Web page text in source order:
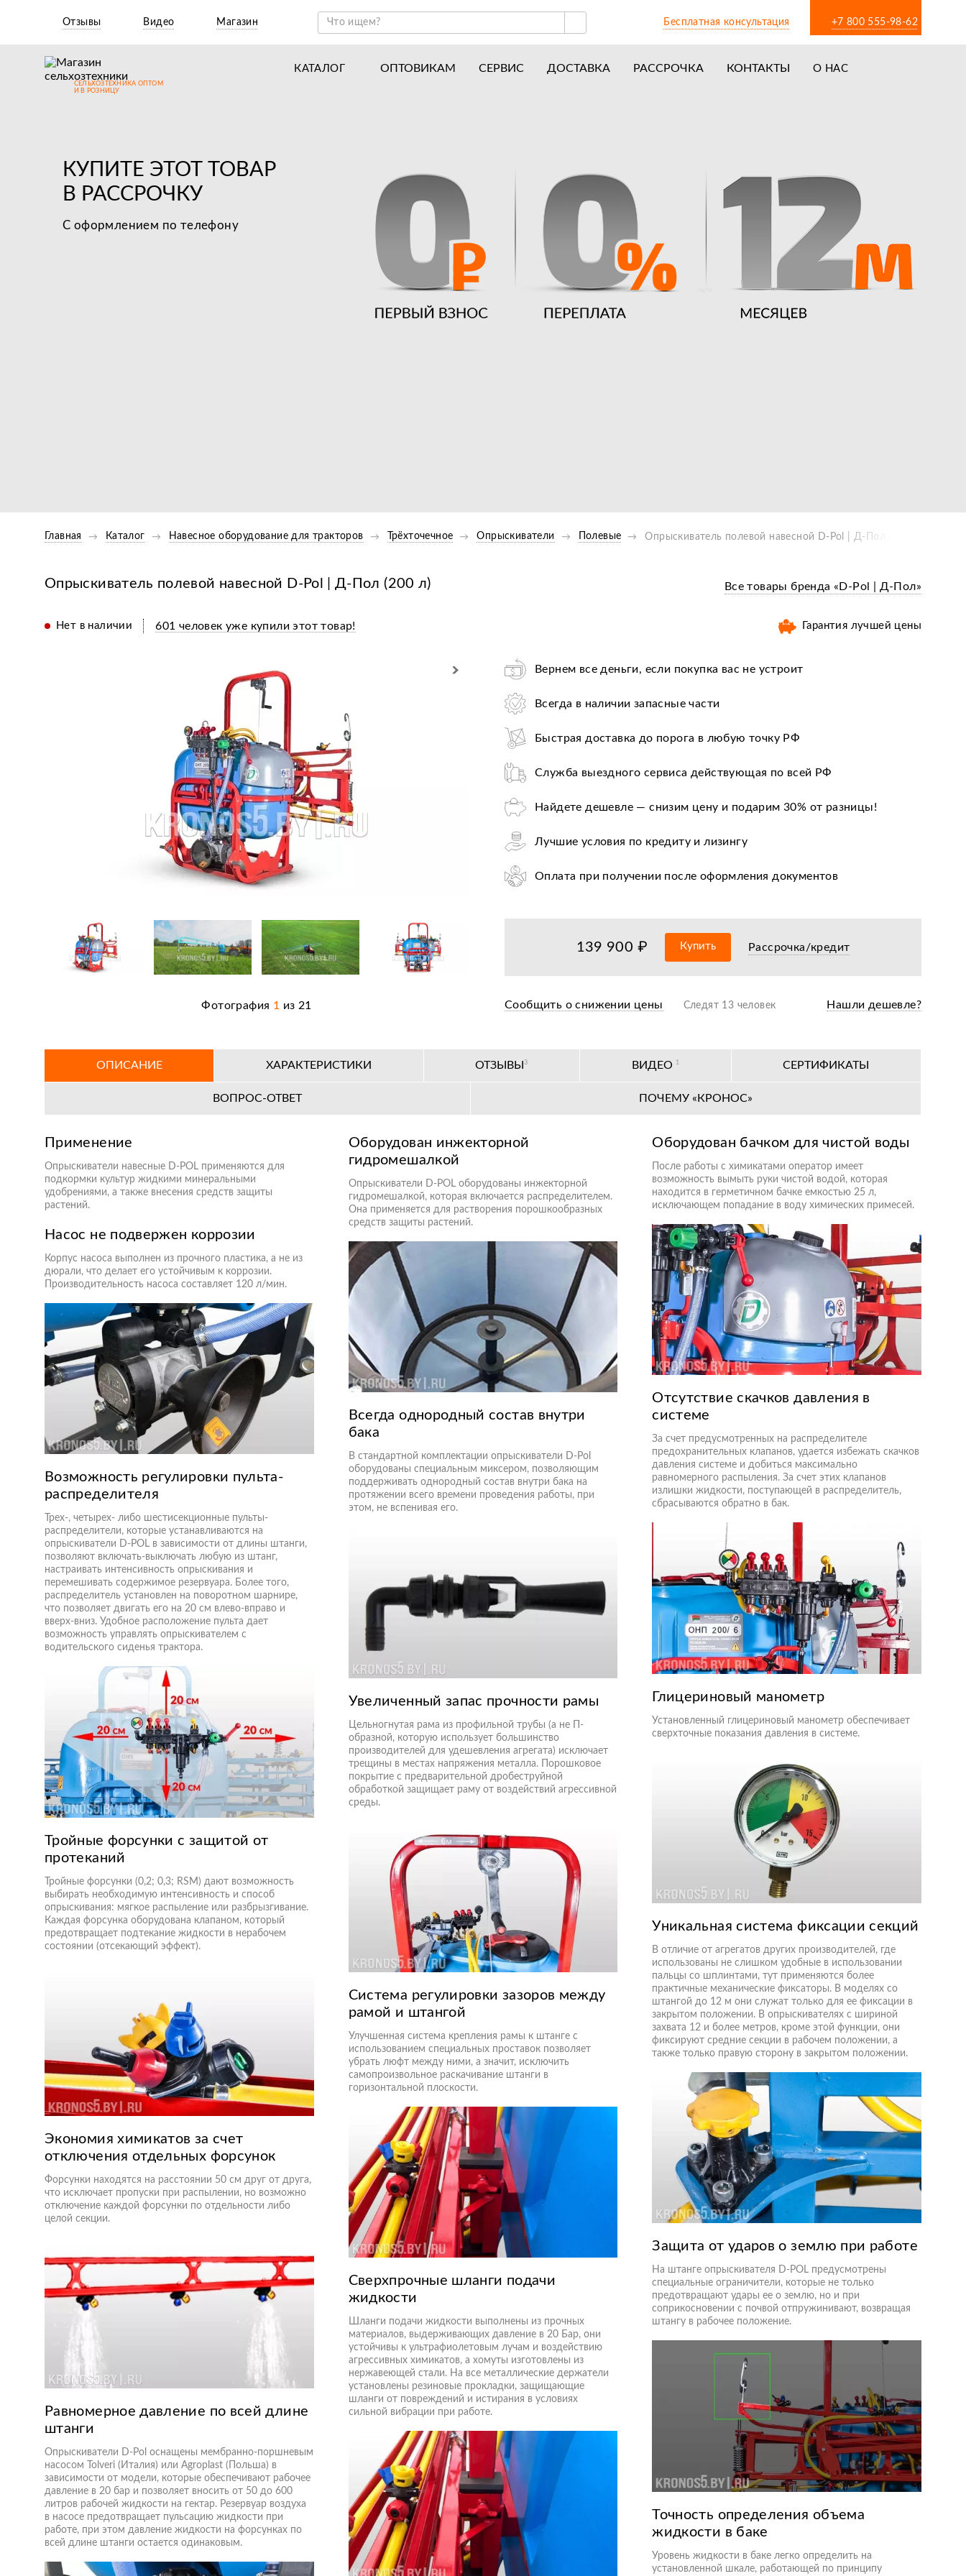
Отзывы Видео Магазин Бесплатная консультация +7 800 555-98-62
СЕЛЬХОЗТЕХНИКА ОПТОМ
И В РОЗНИЦУ
КАТАЛОГ
Навесное оборудование для мотоблоков
ОПТОВИКАМ СЕРВИС ДОСТАВКА РАССРОЧКА КОНТАКТЫ
О НАС
Новости
Отзывы
Вакансии
Гарантия лучшей цены
КУПИТЕ ЭТОТ ТОВАР
В РАССРОЧКУ
С оформлением по телефону
Главная Каталог Навесное оборудование для тракторов Трёхточечное Опрыскиватели Полевые Опрыскиватель полевой навесной D-Pol | Д-Пол (200 л)
Опрыскиватель полевой навесной D-Pol | Д-Пол (200 л) Все товары бренда «D-Pol | Д-Пол»
Нет в наличии 601 человек уже купили этот товар! Гарантия лучшей цены
Фотография 1 из 21
Вернем все деньги, если покупка вас не устроит
Всегда в наличии запасные части
Быстрая доставка до порога в любую точку РФ
Служба выездного сервиса действующая по всей РФ
Найдете дешевле — снизим цену и подарим 30% от разницы!
Лучшие условия по кредиту и лизингу
Оплата при получении после оформления документов
36+ авторизированных сервисных центров по всей РФ
139 900 ₽ Купить Рассрочка/кредит
Сообщить о снижении цены Следят 13 человек Нашли дешевле?
ОПИСАНИЕ ХАРАКТЕРИСТИКИ ОТЗЫВЫ3 ВИДЕО 1 СЕРТИФИКАТЫ
ВОПРОС-ОТВЕТ ПОЧЕМУ «КРОНОС»
Применение
Опрыскиватели навесные D-POL применяются для
подкормки культур жидкими минеральными
удобрениями, а также внесения средств защиты
растений.
Насос не подвержен коррозии
Корпус насоса выполнен из прочного пластика, а не из
дюрали, что делает его устойчивым к коррозии.
Производительность насоса составляет 120 л/мин.
Возможность регулировки пульта-
распределителя
Трех-, четырех- либо шестисекционные пульты-
распределители, которые устанавливаются на
опрыскиватели D-POL в зависимости от длины штанги,
позволяют включать-выключать любую из штанг,
настраивать интенсивность опрыскивания и
перемешивать содержимое резервуара. Более того,
распределитель установлен на поворотном шарнире,
что позволяет двигать его на 20 см влево-вправо и
вверх-вниз. Удобное расположение пульта дает
возможность управлять опрыскивателем с
водительского сиденья трактора.
Тройные форсунки с защитой от
протеканий
Тройные форсунки (0,2; 0,3; RSM) дают возможность
выбирать необходимую интенсивность и способ
опрыскивания: мягкое распыление или разбрызгивание.
Каждая форсунка оборудована клапаном, который
предотвращает подтекание жидкости в нерабочем
состоянии (отсекающий эффект).
Экономия химикатов за счет
отключения отдельных форсунок
Форсунки находятся на расстоянии 50 см друг от друга,
что исключает пропуски при распылении, но возможно
отключение каждой форсунки по отдельности либо
целой секции.
Равномерное давление по всей длине
штанги
Опрыскиватели D-Pol оснащены мембранно-поршневым
насосом Tolveri (Италия) или Agroplast (Польша) в
зависимости от модели, которые обеспечивают рабочее
давление в 20 бар и позволяет вносить от 50 до 600
литров рабочей жидкости на гектар. Резервуар воздуха
в насосе предотвращает пульсацию жидкости при
работе, при этом давление жидкости на форсунках по
всей длине штанги остается одинаковым.
Оборудован инжекторной
гидромешалкой
Опрыскиватели D-POL оборудованы инжекторной
гидромешалкой, которая включается распределителем.
Она применяется для растворения порошкообразных
средств защиты растений.
Всегда однородный состав внутри
бака
В стандартной комплектации опрыскиватели D-Pol
оборудованы специальным миксером, позволяющим
поддерживать однородный состав внутри бака на
протяжении всего времени проведения работы, при
этом, не вспенивая его.
Увеличенный запас прочности рамы
Цельногнутая рама из профильной трубы (а не П-
образной, которую использует большинство
производителей для удешевления агрегата) исключает
трещины в местах напряжения металла. Порошковое
покрытие с предварительной дробеструйной
обработкой защищает раму от воздействий агрессивной
среды.
Система регулировки зазоров между
рамой и штангой
Улучшенная система крепления рамы к штанге с
использованием специальных проставок позволяет
убрать люфт между ними, а значит, исключить
самопроизвольное раскачивание штанги в
горизонтальной плоскости.
Сверхпрочные шланги подачи
жидкости
Шланги подачи жидкости выполнены из прочных
материалов, выдерживающих давление в 20 Бар, они
устойчивы к ультрафиолетовым лучам и воздействию
агрессивных химикатов, а хомуты изготовлены из
нержавеющей стали. На все металлические держатели
установлены резиновые прокладки, защищающие
шланги от повреждений и истирания в условиях
сильной вибрации при работе.
Оборудован бачком для чистой воды
После работы с химикатами оператор имеет
возможность вымыть руки чистой водой, которая
находится в герметичном бачке емкостью 25 л,
исключающем попадание в воду химических примесей.
Отсутствие скачков давления в
системе
За счет предусмотренных на распределителе
предохранительных клапанов, удается избежать скачков
давления системе и добиться максимально
равномерного распыления. За счет этих клапанов
излишки жидкости, поступающей в распределитель,
сбрасываются обратно в бак.
Глицериновый манометр
Установленный глицериновый манометр обеспечивает
сверхточные показания давления в системе.
Уникальная система фиксации секций
В отличие от агрегатов других производителей, где
использованы не слишком удобные в использовании
пальцы со шплинтами, тут применяются более
практичные механические фиксаторы. В моделях со
штангой до 12 м они служат только для ее фиксации в
закрытом положении. В опрыскивателях с шириной
захвата 12 и более метров, кроме этой функции, они
фиксируют средние секции в рабочем положении, а
также только правую сторону в закрытом положении.
Защита от ударов о землю при работе
На штанге опрыскивателя D-POL предусмотрены
специальные ограничители, которые не только
предотвращают удары ее о землю, но и при
соприкосновении с почвой отпружинивают, возвращая
штангу в рабочее положение.
Точность определения объема
жидкости в баке
Уровень жидкости в баке легко определить на
установленной шкале, работающей по принципу